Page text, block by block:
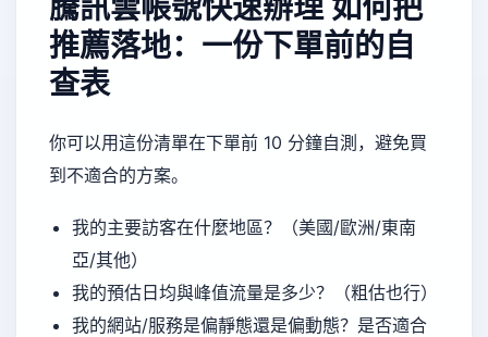
騰訊雲帳號快速辦理如何把
推薦落地：一份下單前的自
查表
你可以用這份清單在下單前 10 分鐘自測，避免買
到不適合的方案。
我的主要訪客在什麼地區？（美國/歐洲/東南
亞/其他）
我的預估日均與峰值流量是多少？（粗估也行）
我的網站/服務是偏靜態還是偏動態？是否適合